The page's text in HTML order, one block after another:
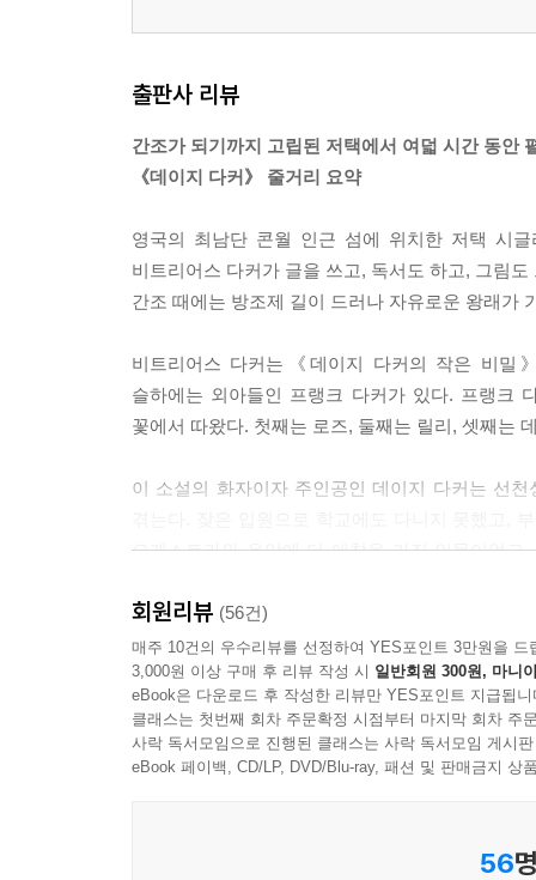
출판사 리뷰
간조가 되기까지 고립된 저택에서 여덟 시간 동안
《데이지 다커》 줄거리 요약
영국의 최남단 콘월 인근 섬에 위치한 저택 시
비트리어스 다커가 글을 쓰고, 독서도 하고, 그림
간조 때에는 방조제 길이 드러나 자유로운 왕래가
비트리어스 다커는《데이지 다커의 작은 비밀
슬하에는 외아들인 프랭크 다커가 있다. 프랭크
꽃에서 따왔다. 첫째는 로즈, 둘째는 릴리, 셋째는
이 소설의 화자이자 주인공인 데이지 다커는 선
오케스트라와 음악에 더 애착을 가진 인물이었
데이지보다 다섯 살 많은 언니 로즈는 영리하고
탐욕스럽고, 이기적인 성격에 허영심이 강했
소외되었다. 그나마 데이지를 무척이나 아끼고 사
서로 질시하고 배척하는 사이가 되어 한자리에 모
회원리뷰 (56건)
매주 10건의 우수리뷰를 선정하여 YES포인트 3만원을 드
3,000원 이상 구매 후 리뷰 작성 시 일반회원 300원, 마니
eBook은 다운로드 후 작성한 리뷰만 YES포인트 지급됩니
클래스는 첫번째 회차 주문확정 시점부터 마지막 회차 주
사락 독서모임으로 진행된 클래스는 사락 독서모임 게시
eBook 페이백, CD/LP, DVD/Blu-ray, 패션 및 판매금지 상
56